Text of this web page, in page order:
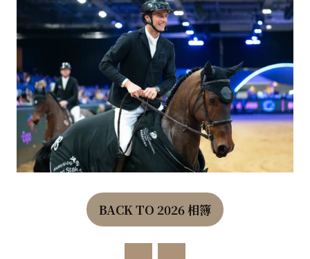
BACK TO 2026 相簿
(OPENS